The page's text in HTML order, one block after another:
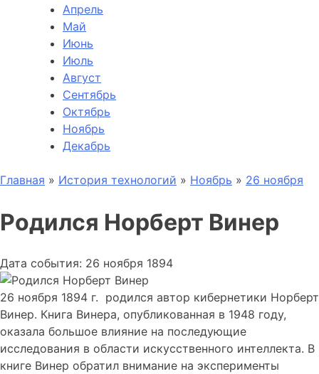
Апрель
Май
Июнь
Июль
Август
Сентябрь
Октябрь
Ноябрь
Декабрь
Главная » История технологий » Ноябрь » 26 ноября
Родился Норберт Винер
Дата события: 26 ноября 1894
26 ноября 1894 г. родился автор кибернетики Норберт
Винер. Книга Винера, опубликованная в 1948 году,
оказала большое влияние на последующие
исследования в области искусственного интеллекта. В
книге Винер обратил внимание на эксперименты